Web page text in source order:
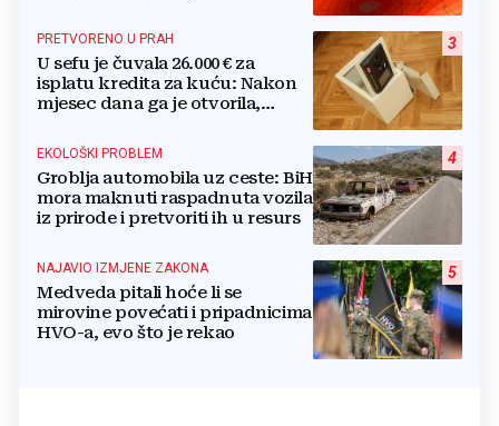
3
PRETVORENO U PRAH
U sefu je čuvala 26.000 € za
isplatu kredita za kuću: Nakon
mjesec dana ga je otvorila,
4
EKOLOŠKI PROBLEM
Groblja automobila uz ceste: BiH
mora maknuti raspadnuta vozila
iz prirode i pretvoriti ih u resurs
5
NAJAVIO IZMJENE ZAKONA
Medveda pitali hoće li se
mirovine povećati i pripadnicima
HVO-a, evo što je rekao